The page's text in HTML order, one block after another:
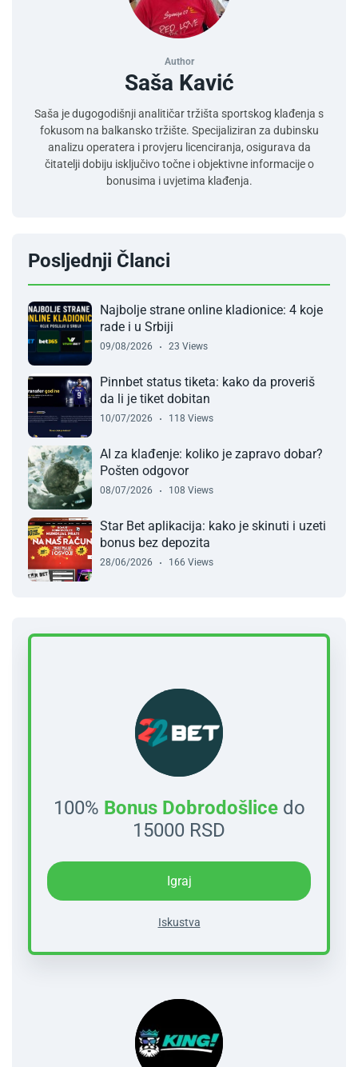
Author
Saša Kavić
Saša je dugogodišnji analitičar tržišta sportskog klađenja s
fokusom na balkansko tržište. Specijaliziran za dubinsku
analizu operatera i provjeru licenciranja, osigurava da
čitatelji dobiju isključivo točne i objektivne informacije o
bonusima i uvjetima klađenja.
Posljednji Članci
Najbolje strane online kladionice: 4 koje
rade i u Srbiji
09/08/2026 23 Views
Pinnbet status tiketa: kako da proveriš
da li je tiket dobitan
10/07/2026 118 Views
AI za klađenje: koliko je zapravo dobar?
Pošten odgovor
08/07/2026 108 Views
Star Bet aplikacija: kako je skinuti i uzeti
bonus bez depozita
28/06/2026 166 Views
100% Bonus Dobrodošlicedo
15000 RSD
Igraj
Iskustva